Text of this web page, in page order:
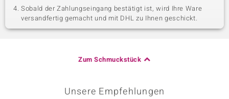
Sobald der Zahlungseingang bestätigt ist, wird Ihre Ware
versandfertig gemacht und mit DHL zu Ihnen geschickt.
Zum Schmuckstück
Unsere Empfehlungen